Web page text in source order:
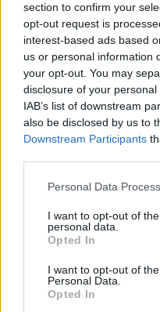
section to confirm your
opt-out request is
interest-based ads based
us or personal information
your opt-out. You may
disclosure of your
IAB’s list of downstream
also be disclosed by us to
Downstream Participants
Personal Data
I want to opt-out of
personal data.
Opted In
I want to opt-out of
Personal Data.
Opted In
Σχολή Ικάρων: Ο
της Πολεμικής
Την Τρίτη 11 Ιουνίου
Επιτελείου
Δημοσθένης
Ικάρων.
12 ΙΟΥΝ. 2024, 09:33